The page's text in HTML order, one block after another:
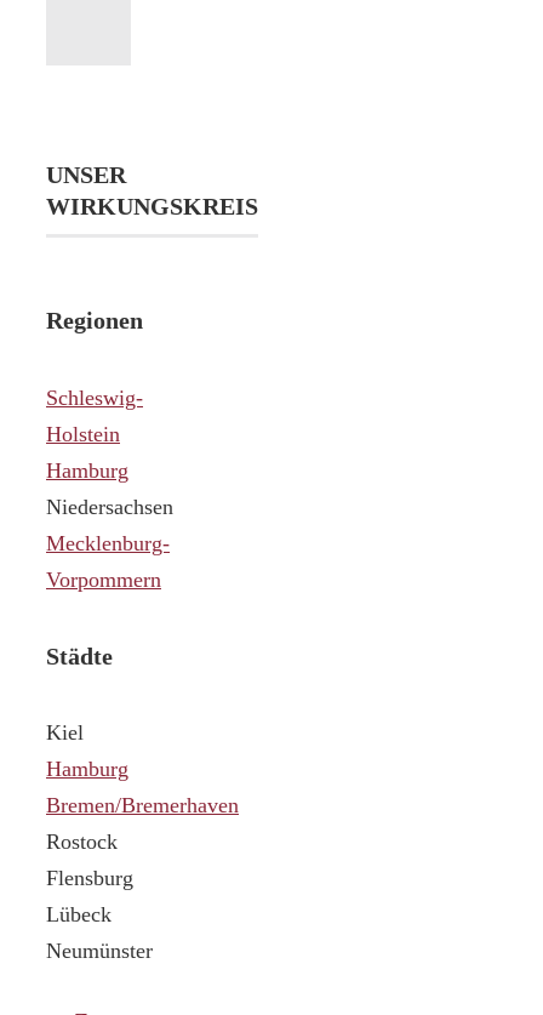
UNSER
WIRKUNGSKREIS
Regionen
Schleswig-
Holstein
Hamburg
Niedersachsen
Mecklenburg-
Vorpommern
Städte
Kiel
Hamburg
Bremen/Bremerhaven
Rostock
Flensburg
Lübeck
Neumünster